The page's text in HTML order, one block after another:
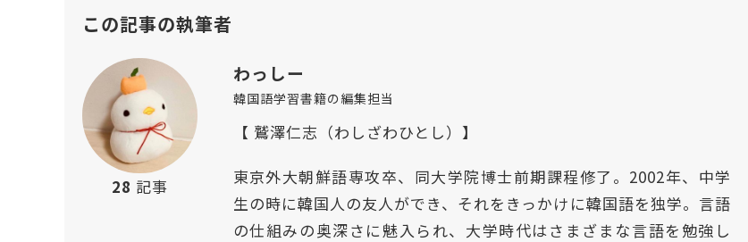
この記事の執筆者
28 記事
わっしー
韓国語学習書籍の編集担当
【 鷲澤仁志（わしざわひとし）】
東京外大朝鮮語専攻卒、同大学院博士前期課程修了。2002年、中学
生の時に韓国人の友人ができ、それをきっかけに韓国語を独学。言語
の仕組みの奥深さに魅入られ、大学時代はさまざまな言語を勉強し